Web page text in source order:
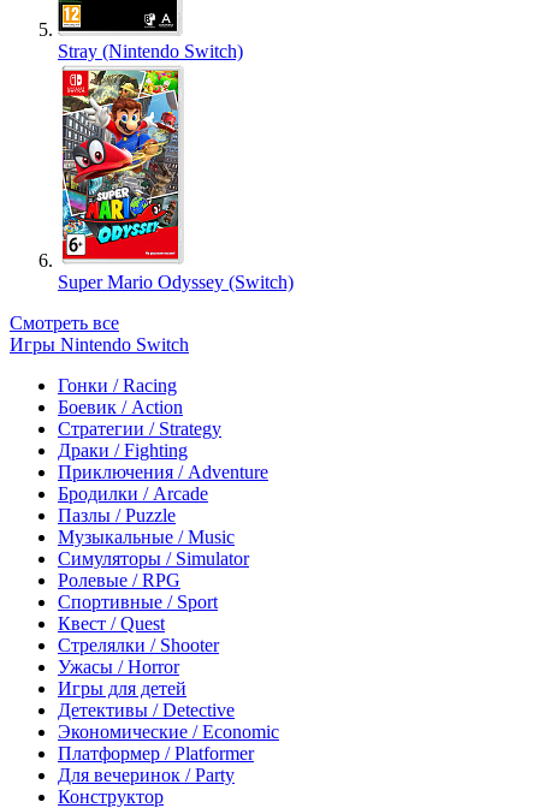
Stray (Nintendo Switch)
Super Mario Odyssey (Switch)
Смотреть все
Игры Nintendo Switch
Гонки / Racing
Боевик / Action
Стратегии / Strategy
Драки / Fighting
Приключения / Adventure
Бродилки / Arcade
Пазлы / Puzzle
Музыкальные / Music
Симуляторы / Simulator
Ролевые / RPG
Спортивные / Sport
Квест / Quest
Стрелялки / Shooter
Ужасы / Horror
Игры для детей
Детективы / Detective
Экономические / Economic
Платформер / Platformer
Для вечеринок / Party
Конструктор